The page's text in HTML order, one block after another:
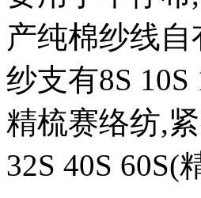
产纯棉纱线
纱支有8S 10S
精梳赛络纺,
32S 40S